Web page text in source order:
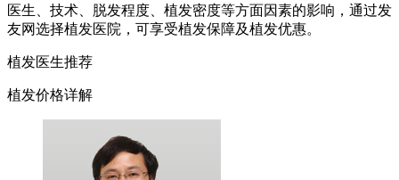
医生、技术、脱发程度、植发密度等方面因素的影响，通过发
友网选择植发医院，可享受植发保障及植发优惠。
植发医生推荐
植发价格详解